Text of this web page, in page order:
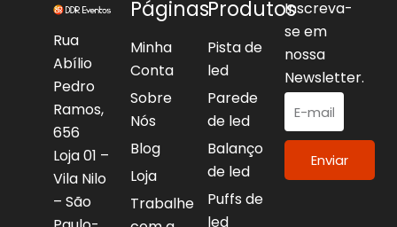
Rua
Abílio
Pedro
Ramos,
656
Loja 01 –
Vila Nilo
– São
Páginas
Minha
Conta
Sobre
Nós
Blog
Loja
Trabalhe
Produtos
Pista de
led
Parede
de led
Balanço
de led
Puffs de
led
Inscreva-
se em
nossa
Newsletter.
Enviar